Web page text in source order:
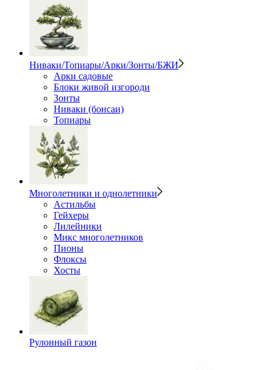
Ниваки/Топиары/Арки/Зонты/БЖИ
Арки садовые
Блоки живой изгороди
Зонты
Ниваки (бонсаи)
Топиары
Многолетники и однолетники
Астильбы
Гейхеры
Лилейники
Микс многолетников
Пионы
Флоксы
Хосты
Рулонный газон